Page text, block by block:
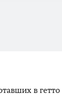
в